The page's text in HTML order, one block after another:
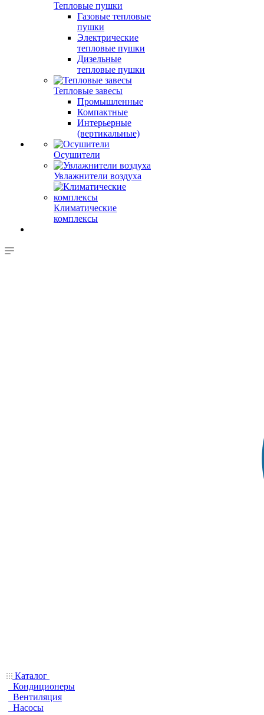
Тепловые пушки
Газовые тепловые
пушки
Электрические
тепловые пушки
Дизельные
тепловые пушки
Тепловые завесы
Промышленные
Компактные
Интерьерные
(вертикальные)
Осушители
Увлажнители воздуха
Климатические
комплексы
Каталог
Кондиционеры
Вентиляция
Насосы